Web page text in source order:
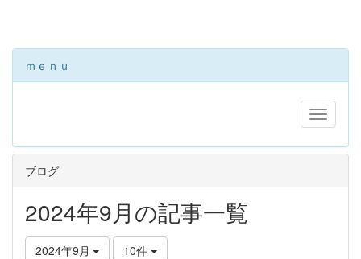
ｍｅｎｕ
ブログ
2024年9月の記事一覧
2024年9月 10件